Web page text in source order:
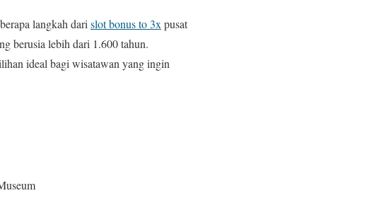
langkah dari slot bonus to 3x pusat
berusia lebih dari 1.600 tahun.
ideal bagi wisatawan yang ingin